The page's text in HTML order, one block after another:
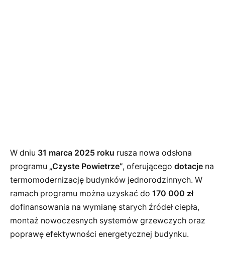
W dniu 31 marca 2025 roku rusza nowa odsłona
programu „Czyste Powietrze”, oferującego dotacje na
termomodernizację budynków jednorodzinnych. W
ramach programu można uzyskać do 170 000 zł
dofinansowania na wymianę starych źródeł ciepła,
montaż nowoczesnych systemów grzewczych oraz
poprawę efektywności energetycznej budynku.